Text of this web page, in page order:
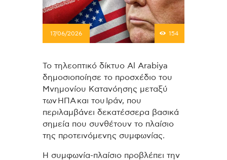
17/06/2026 154
Το τηλεοπτικό δίκτυο Al Arabiya
δημοσιοποίησε το προσχέδιο του
Μνημονίου Κατανόησης μεταξύ
των ΗΠΑ και του Ιράν, που
περιλαμβάνει δεκατέσσερα βασικά
σημεία που συνθέτουν το πλαίσιο
της προτεινόμενης συμφωνίας.
Η συμφωνία-πλαίσιο προβλέπει την